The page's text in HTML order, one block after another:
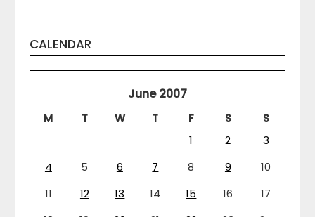
CALENDAR
June 2007
M T W T F S
S
1
2
3
4
5 6 7 8 9
10
11
12 13 14 15 16
17